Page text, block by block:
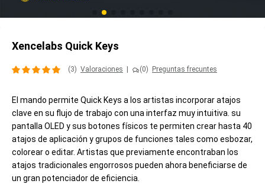
Xencelabs Quick Keys
(3) Valoraciones (0) Preguntas frecuntes
El mando permite Quick Keys a los artistas incorporar atajos
clave en su flujo de trabajo con una interfaz muy intuitiva. su
pantalla OLED y sus botones físicos te permiten crear hasta 40
atajos de aplicación y grupos de funciones tales como esbozar,
colorear o editar. Artistas que previamente encontraban los
atajos tradicionales engorrosos pueden ahora beneficiarse de
un gran potenciador de eficiencia.